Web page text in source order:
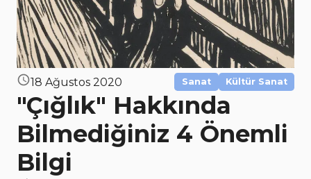
18 Ağustos 2020 Sanat Kültür Sanat
"Çığlık" Hakkında
Bilmediğiniz 4 Önemli
Bilgi